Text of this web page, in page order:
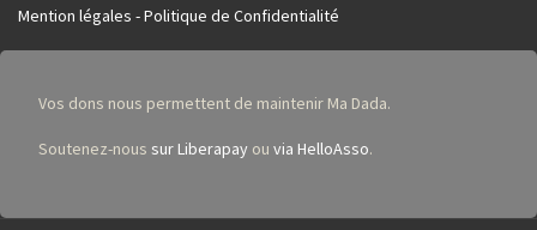
Mention légales - Politique de Confidentialité
Vos dons nous permettent de maintenir Ma Dada.
Soutenez-nous sur Liberapay ou via HelloAsso.